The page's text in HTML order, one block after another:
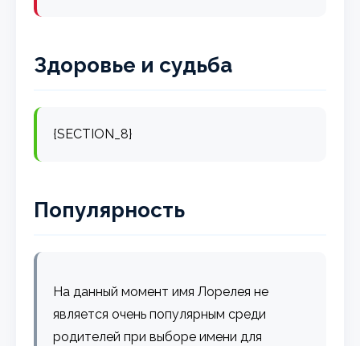
Здоровье и судьба
{SECTION_8}
Популярность
На данный момент имя Лорелея не
является очень популярным среди
родителей при выборе имени для